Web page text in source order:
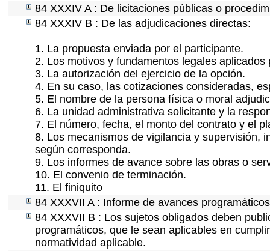
84 XXXIV A : De licitaciones públicas o
84 XXXIV B : De las adjudicaciones directas:
1. La propuesta enviada por el participante.
2. Los motivos y fundamentos legales aplicados
3. La autorización del ejercicio de la opción.
4. En su caso, las cotizaciones consideradas,
5. El nombre de la persona física o moral
6. La unidad administrativa solicitante y la
7. El número, fecha, el monto del contrato y el
8. Los mecanismos de vigilancia y supervisión,
según corresponda.
9. Los informes de avance sobre las obras o
10. El convenio de terminación.
11. El finiquito
84 XXXVII A : Informe de avances
84 XXXVII B : Los sujetos obligados deben
programáticos, que le sean aplicables en
normatividad aplicable.